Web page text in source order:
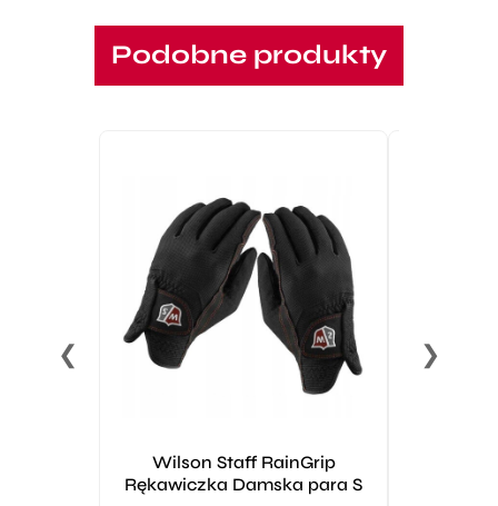
Podobne produkty
❮
Wilson Staff RainGrip
Rękawiczka Damska para S
❯